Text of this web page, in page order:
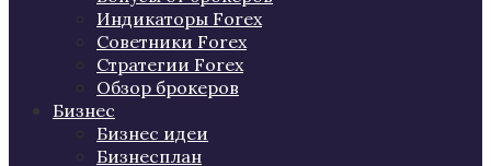
Индикаторы Forex
Советники Forex
Стратегии Forex
Обзор брокеров
Бизнес
Бизнес идеи
Бизнесплан